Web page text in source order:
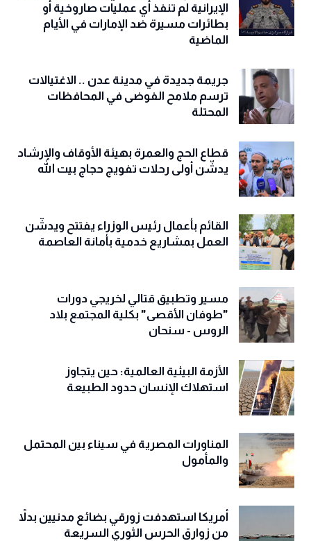
الإيرانية لم تنفذ أي عمليات صاروخية أو
بطائرات مسيرة ضد الإمارات في الأيام
الماضية
جريمة جديدة في مدينة عدن .. الاغتيالات
ترسم ملامح الفوضى في المحافظات
المحتلة
قطاع الحج والعمرة بهيئة الأوقاف والإرشاد
يدشّن أولى رحلات تفويج حجاج بيت الله
القائم بأعمال رئيس الوزراء يفتتح ويدشّن
العمل بمشاريع خدمية بأمانة العاصمة
مسير وتطبيق قتالي لخريجي دورات
"طوفان الأقصى" بكلية المجتمع بلاد
الروس - سنحان
الأزمة البيئية العالمية: حين يتجاوز
استهلاك الإنسان حدود الطبيعة
المناورات المصرية في سيناء بين المحتمل
والمأمول
أمريكا استهدفت زورقي بضائع مدنيين بدلاً
من زوارق الحرس الثوري السريعة